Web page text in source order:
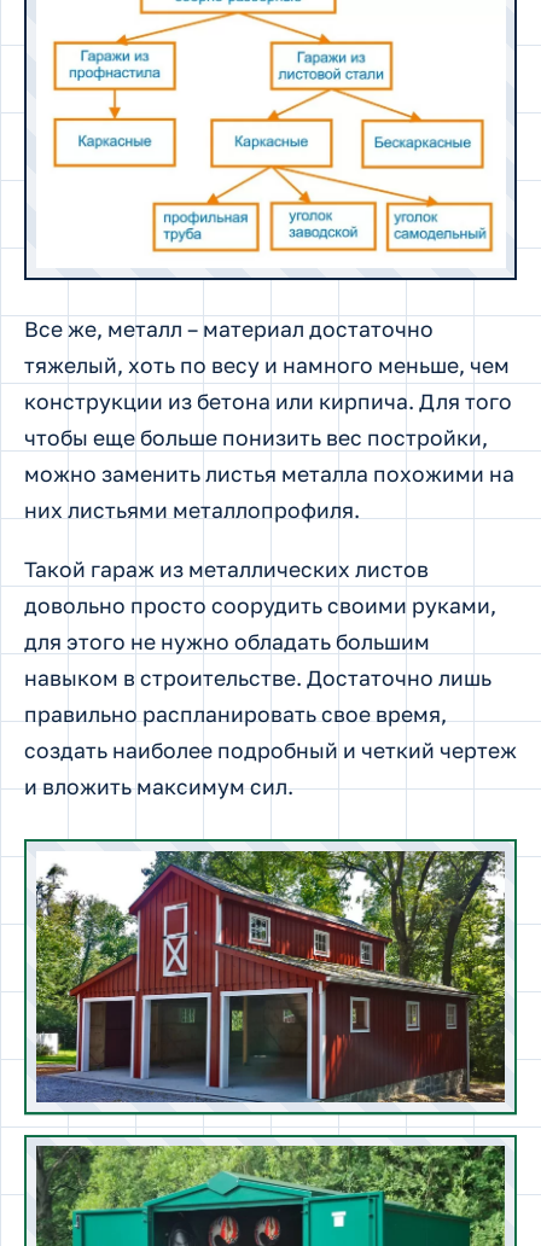
Все же, металл – материал достаточно
тяжелый, хоть по весу и намного меньше, чем
конструкции из бетона или кирпича. Для того
чтобы еще больше понизить вес постройки,
можно заменить листья металла похожими на
них листьями металлопрофиля.
Такой гараж из металлических листов
довольно просто соорудить своими руками,
для этого не нужно обладать большим
навыком в строительстве. Достаточно лишь
правильно распланировать свое время,
создать наиболее подробный и четкий чертеж
и вложить максимум сил.